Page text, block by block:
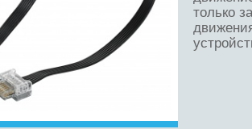
только